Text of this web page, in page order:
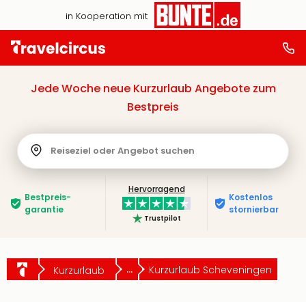
in Kooperation mit
Jede Woche neue Kurzurlaub Angebote zum
Bestpreis
Reiseziel oder Angebot suchen
Bestpreis­
garantie
Hervorragend
Trustpilot
Kostenlos
stornierbar
Kurzurlaub ... Kurzurlaub Scheveningen